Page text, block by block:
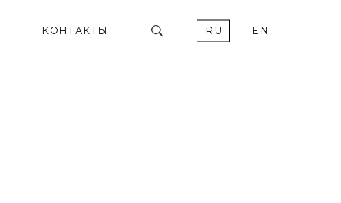
КОНТАКТЫ RU EN